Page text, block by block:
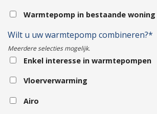
Warmtepomp in bestaande woning
Wilt u uw warmtepomp combineren?*
Meerdere selecties mogelijk.
Enkel interesse in warmtepompen
Vloerverwarming
Airo